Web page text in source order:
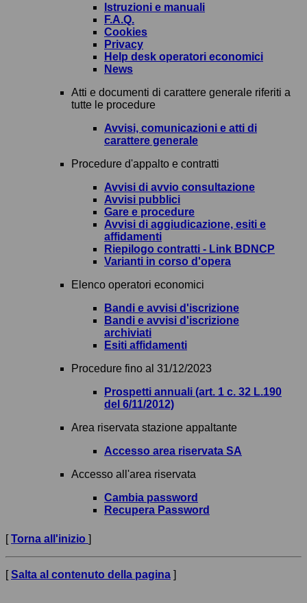
Istruzioni e manuali
F.A.Q.
Cookies
Privacy
Help desk operatori economici
News
Atti e documenti di carattere generale riferiti a
tutte le procedure
Avvisi, comunicazioni e atti di
carattere generale
Procedure d'appalto e contratti
Avvisi di avvio consultazione
Avvisi pubblici
Gare e procedure
Avvisi di aggiudicazione, esiti e
affidamenti
Riepilogo contratti - Link BDNCP
Varianti in corso d'opera
Elenco operatori economici
Bandi e avvisi d'iscrizione
Bandi e avvisi d'iscrizione
archiviati
Esiti affidamenti
Procedure fino al 31/12/2023
Prospetti annuali (art. 1 c. 32 L.190
del 6/11/2012)
Area riservata stazione appaltante
Accesso area riservata SA
Accesso all'area riservata
Cambia password
Recupera Password
[Torna all'inizio ]
[Salta al contenuto della pagina ]